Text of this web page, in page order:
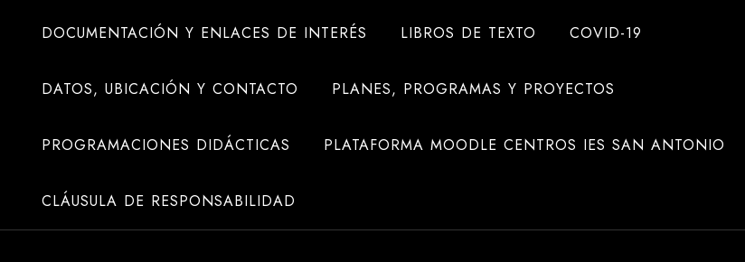
DOCUMENTACIÓN Y ENLACES DE INTERÉS LIBROS DE TEXTO COVID-19
DATOS, UBICACIÓN Y CONTACTO PLANES, PROGRAMAS Y PROYECTOS
PROGRAMACIONES DIDÁCTICAS PLATAFORMA MOODLE CENTROS IES SAN ANTONIO
CLÁUSULA DE RESPONSABILIDAD